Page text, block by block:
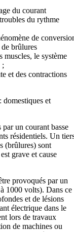
du courant
du rythme
de
brûlures
muscles, le système
;
et des contractions
domestiques et
par un courant basse
résidentiels. Un
(brûlures) sont
grave et cause
provoqués par un
1000 volts). Dans ce
et de lésions
électrique dans le
lors de travaux
de machines ou